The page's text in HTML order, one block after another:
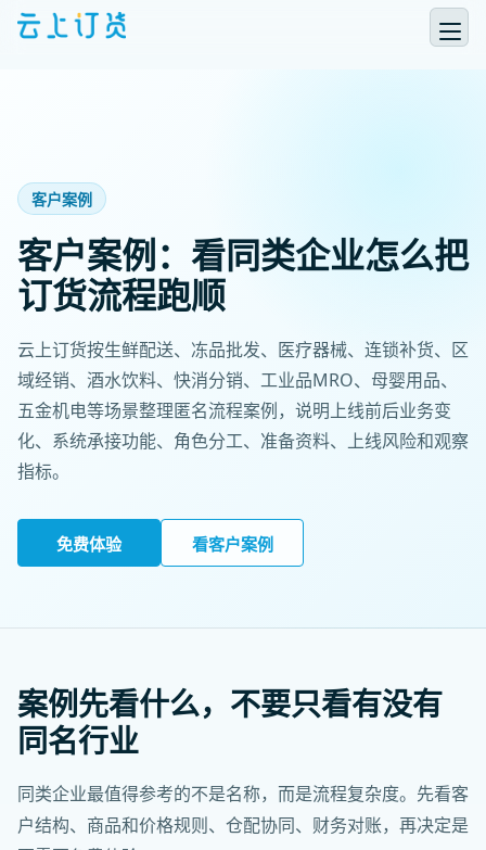
客户案例
客户案例：看同类企业怎么把
订货流程跑顺
云上订货按生鲜配送、冻品批发、医疗器械、连锁补货、区
域经销、酒水饮料、快消分销、工业品MRO、母婴用品、
五金机电等场景整理匿名流程案例，说明上线前后业务变
化、系统承接功能、角色分工、准备资料、上线风险和观察
指标。
免费体验 看客户案例
案例先看什么，不要只看有没有
同名行业
同类企业最值得参考的不是名称，而是流程复杂度。先看客
户结构、商品和价格规则、仓配协同、财务对账，再决定是